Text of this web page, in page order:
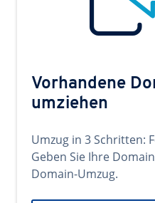
Vorhandene
umziehen
Umzug in 3 Schritten:
Geben Sie Ihre
Domain-Umzug.